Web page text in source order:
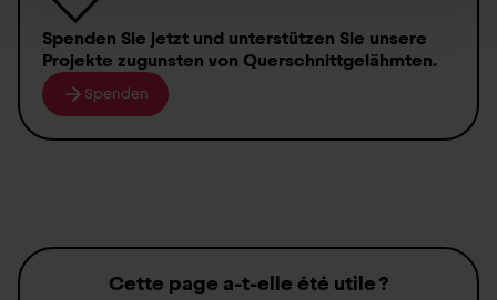
Spenden Sie jetzt und unterstützen Sie unsere
Projekte zugunsten von Querschnittgelähmten.
Spenden
Cette page a-t-elle été utile ?